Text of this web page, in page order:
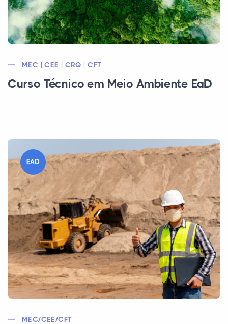
MEC | CEE | CRQ | CFT
Curso Técnico em Meio Ambiente EaD
EAD
MEC/CEE/CFT